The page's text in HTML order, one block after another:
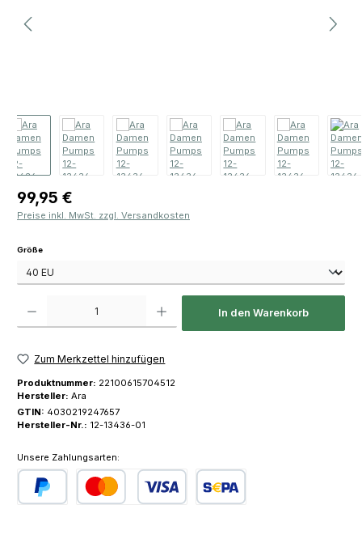
Regulärer Preis:
99,95 €
Preise inkl. MwSt. zzgl. Versandkosten
Größeauswählen
In den Warenkorb
Zum Merkzettel hinzufügen
Produktnummer: 22100615704512
Hersteller: Ara
GTIN: 4030219247657
Hersteller-Nr.: 12-13436-01
Unsere Zahlungsarten: